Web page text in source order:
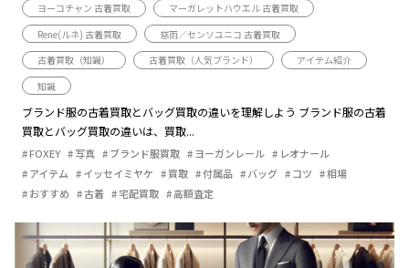
ヨーコチャン 古着買取
マーガレットハウエル 古着買取
Rene(ルネ) 古着買取
慈雨／センソユニコ 古着買取
古着買取（知識）
古着買取（人気ブランド）
アイテム紹介
知識
ブランド服の古着買取とバッグ買取の違いを理解しよう ブランド服の古着
買取とバッグ買取の違いは、買取...
FOXEY 写真 ブランド服買取 ヨーガンレール
レオナール
アイテム
イッセイミヤケ 買取 付属品 バッグ コツ
相場
おすすめ
古着 宅配買取 高額査定